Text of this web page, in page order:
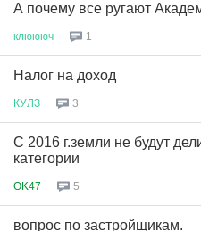
А почему все ругают
клюююч 1
Налог на доход
КУЛЗ 3
С 2016 г.земли не будут
категории
OK47 5
вопрос по застройщикам.